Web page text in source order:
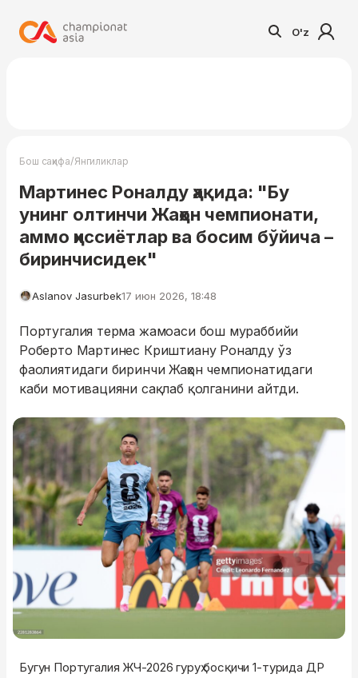
O'z
Бош саҳифа/Янгиликлар
Мартинес Роналду ҳақида: "Бу
унинг олтинчи Жаҳон чемпионати,
аммо ҳиссиётлар ва босим бўйича –
биринчисидек"
Aslanov Jasurbek17 июн 2026, 18:48
Португалия терма жамоаси бош мураббийи
Роберто Мартинес Криштиану Роналду ўз
фаолиятидаги биринчи Жаҳон чемпионатидаги
каби мотивацияни сақлаб қолганини айтди.
Бугун Португалия ЖЧ-2026 гуруҳ босқичи 1-турида ДР